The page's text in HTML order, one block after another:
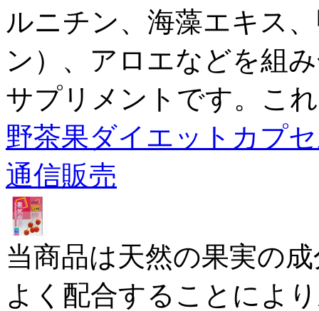
ルニチン、海藻エキス
ン）、アロエなどを組
サプリメントです。こ
野茶果ダイエットカプ
通信販売
当商品は天然の果実の
よく配合することによ